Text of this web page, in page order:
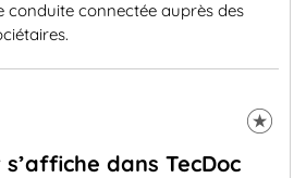
conduite connectée auprès des
dans TecDoc